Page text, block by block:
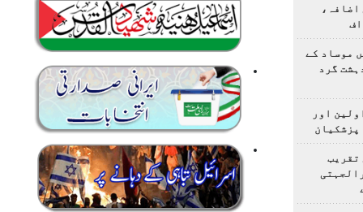
اضافہ،
موساد کے
4 مسلح دہشت گرد
اور
پزشکیان
تقریب